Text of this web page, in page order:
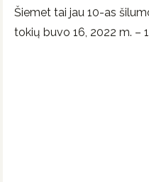
Šiemet tai jau 10-as
tokių buvo 16, 2022 m. –